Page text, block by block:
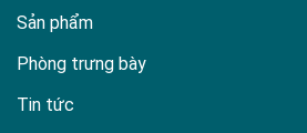
Sản phẩm
Phòng trưng bày
Tin tức